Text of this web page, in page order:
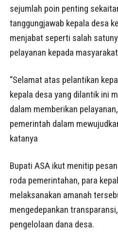
sejumlah poin penting
tanggungjawab kepala desa
menjabat seperti salah
pelayanan kepada
“Selamat atas pelantikan
kepala desa yang dilantik ini
dalam memberikan
pemerintah dalam
katanya
Bupati ASA ikut menitip
roda pemerintahan, para
melaksanakan amanah
mengedepankan
pengelolaan dana desa.